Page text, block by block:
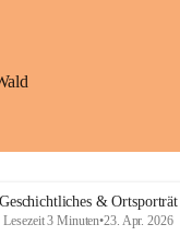
Geschichtliches & Ortsporträt
Lesezeit 3 Minuten•23. Apr. 2026